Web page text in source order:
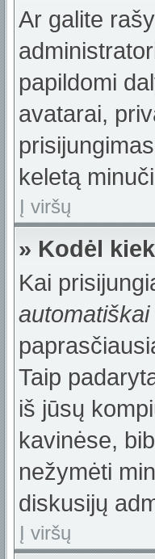
Ar galite
papildomi
avatarai,
keletą
Į viršų
» Kodėl
Kai
Taip
iš jūsų
kavinėse,
nežymėti
diskusijų
Į viršų